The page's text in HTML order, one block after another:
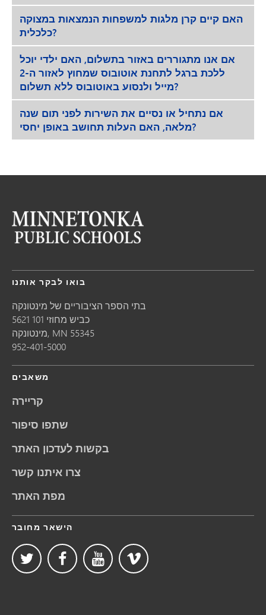
האם קיים קרן מלגות למשפחות הנמצאות במצוקה
כלכלית?
אם אנו מתגוררים באזור בתשלום, האם ילדי יוכל
ללכת ברגל לתחנת אוטובוס שמחוץ לאזור ה-2
מייל ולנסוע באוטובוס ללא תשלום?
אם נתחיל או נסיים את השירות לפני תום שנה
מלאה, האם העלות תחושב באופן יחסי?
בואו לבקר אותנו
בתי הספר הציבוריים של מינטונקה
5621 כביש מחוזי 101
מינטונקה, MN 55345
952-401-5000
משאבים
קריירה
שתפו סיפור
בקשות לעדכון האתר
צרו איתנו קשר
מפת האתר
הישאר מחובר